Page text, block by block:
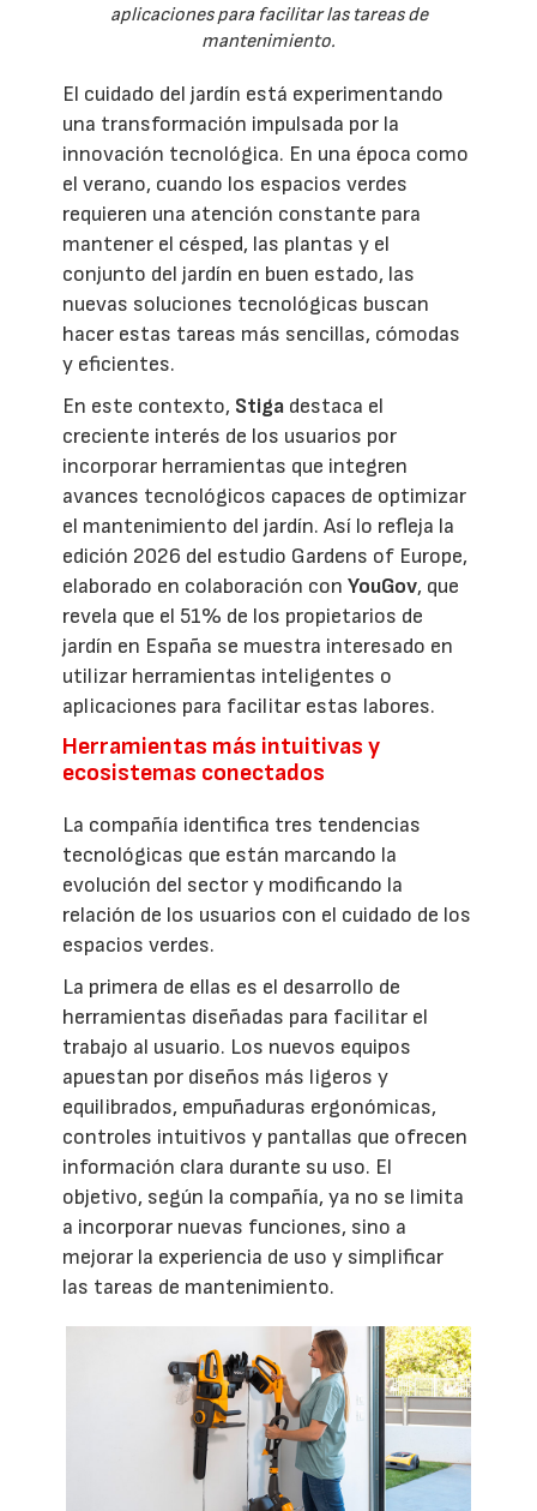
aplicaciones para facilitar las tareas de
mantenimiento.
El cuidado del jardín está experimentando
una transformación impulsada por la
innovación tecnológica. En una época como
el verano, cuando los espacios verdes
requieren una atención constante para
mantener el césped, las plantas y el
conjunto del jardín en buen estado, las
nuevas soluciones tecnológicas buscan
hacer estas tareas más sencillas, cómodas
y eficientes.
En este contexto, Stiga destaca el
creciente interés de los usuarios por
incorporar herramientas que integren
avances tecnológicos capaces de optimizar
el mantenimiento del jardín. Así lo refleja la
edición 2026 del estudio Gardens of Europe,
elaborado en colaboración conYouGov, que
revela que el 51% de los propietarios de
jardín en España se muestra interesado en
utilizar herramientas inteligentes o
aplicaciones para facilitar estas labores.
Herramientas más intuitivas y
ecosistemas conectados
La compañía identifica tres tendencias
tecnológicas que están marcando la
evolución del sector y modificando la
relación de los usuarios con el cuidado de los
espacios verdes.
La primera de ellas es el desarrollo de
herramientas diseñadas para facilitar el
trabajo al usuario. Los nuevos equipos
apuestan por diseños más ligeros y
equilibrados, empuñaduras ergonómicas,
controles intuitivos y pantallas que ofrecen
información clara durante su uso. El
objetivo, según la compañía, ya no se limita
a incorporar nuevas funciones, sino a
mejorar la experiencia de uso y simplificar
las tareas de mantenimiento.